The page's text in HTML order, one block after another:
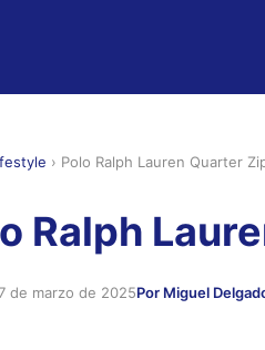
› Polo Ralph Lauren Quarter
Ralph
de marzo de 2025Por Miguel